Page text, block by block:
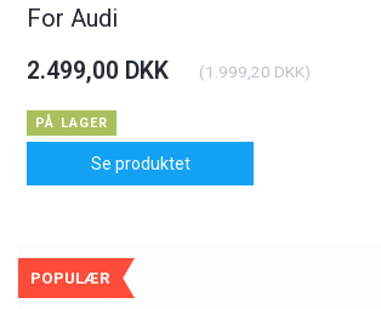
For Audi
2.499,00 DKK (1.999,20 DKK)
PÅ LAGER
Se produktet
POPULÆR